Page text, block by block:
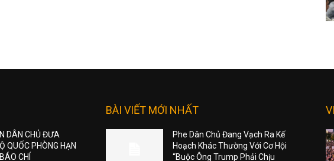
DÂN CHỦ ĐƯA
QUỐC PHÒNG HẠN
CHÍ
BÀI VIẾT MỚI NHẤT
Phe Dân Chủ Đang Vạch Ra Kế
Hoạch Khác Thường Với Cơ Hội
“Buộc Ông Trump Phải Chịu